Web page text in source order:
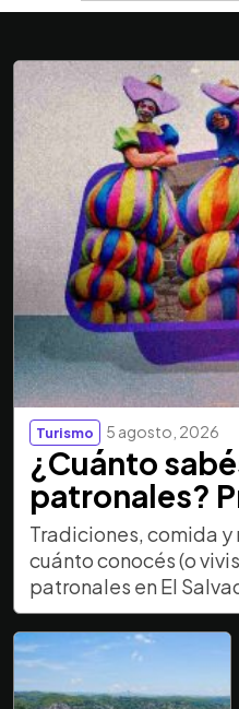
Turismo 5 agosto, 2026
¿Cuánto
patronales?
Tradiciones, comida y
cuánto conocés (o
patronales en El